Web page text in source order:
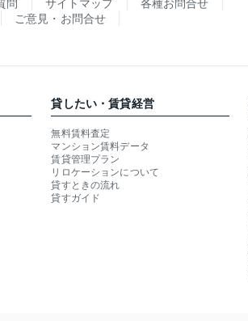
ご意見・お問合せ
貸したい・賃貸経営
無料賃料査定
マンション賃料データ
賃貸管理プラン
リロケーションについて
貸すときの流れ
貸すガイド